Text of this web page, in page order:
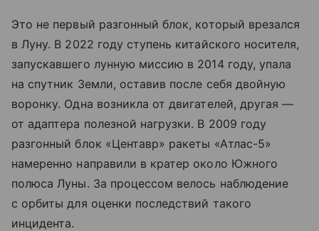
Это не первый разгонный блок, который врезался
в Луну. В 2022 году ступень китайского носителя,
запускавшего лунную миссию в 2014 году, упала
на спутник Земли, оставив после себя двойную
воронку. Одна возникла от двигателей, другая —
от адаптера полезной нагрузки. В 2009 году
разгонный блок «Центавр» ракеты «Атлас-5»
намеренно направили в кратер около Южного
полюса Луны. За процессом велось наблюдение
с орбиты для оценки последствий такого
инцидента.